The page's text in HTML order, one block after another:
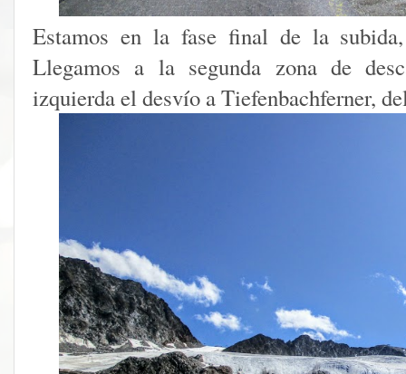
Estamos en la fase final de la
Llegamos a la segunda zona de
izquierda el desvío a Tiefenbachferner,